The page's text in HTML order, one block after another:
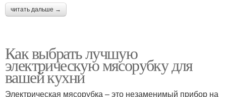
читать дальше →
Как выбрать лучшую
электрическую мясорубку для
вашей кухни
Электрическая мясорубка – это незаменимый прибор на